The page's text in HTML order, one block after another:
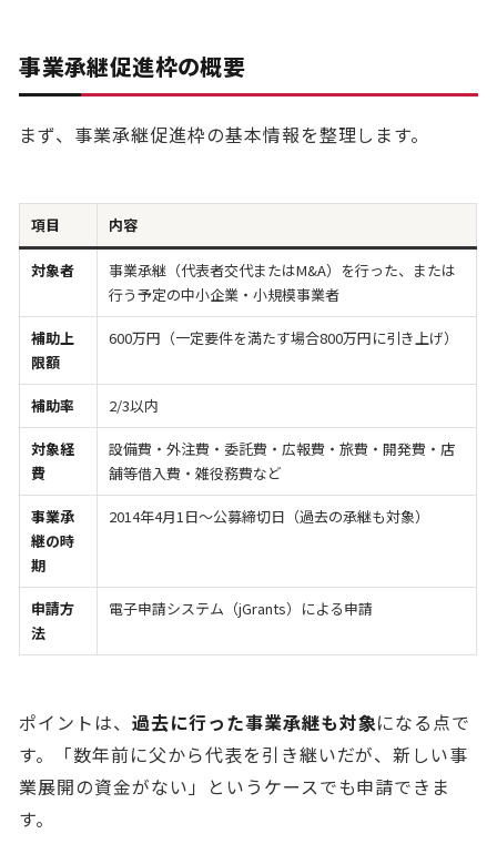
事業承継促進枠の概要
まず、事業承継促進枠の基本情報を整理します。
項目 内容
対象者
事業承継（代表者交代またはM&A）を行った、または
行う予定の中小企業・小規模事業者
補助上
限額
600万円（一定要件を満たす場合800万円に引き上げ）
補助率 2/3以内
対象経
費
設備費・外注費・委託費・広報費・旅費・開発費・店
舗等借入費・雑役務費など
事業承
継の時
期
2014年4月1日〜公募締切日（過去の承継も対象）
申請方
法
電子申請システム（jGrants）による申請
ポイントは、 過去に行った事業承継も対象になる点で
す。「数年前に父から代表を引き継いだが、新しい事
業展開の資金がない」というケースでも申請できま
す。